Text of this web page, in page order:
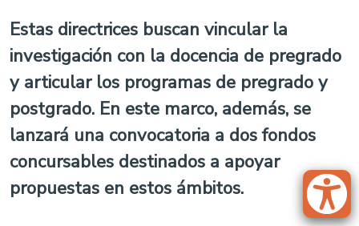
Estas directrices buscan vincular la
investigación con la docencia de pregrado
y articular los programas de pregrado y
postgrado. En este marco, además, se
lanzará una convocatoria a dos fondos
concursables destinados a apoyar
propuestas en estos ámbitos.